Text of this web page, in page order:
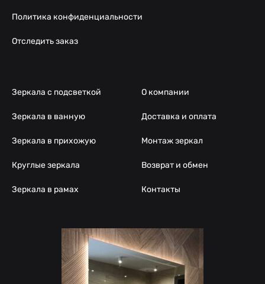
Политика конфиденциальности
Отследить заказ
Зеркала с подсветкой
Зеркала в ванную
Зеркала в прихожую
Круглые зеркала
Зеркала в рамах
О компании
Доставка и оплата
Монтаж зеркал
Возврат и обмен
Контакты